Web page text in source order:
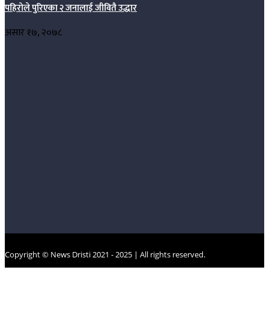
पहिरोले पुरिएका २ जनालाई जीवितै उद्धार
असार १७, २०७८
Copyright © News Dristi 2021 - 2025 | All rights reserved.